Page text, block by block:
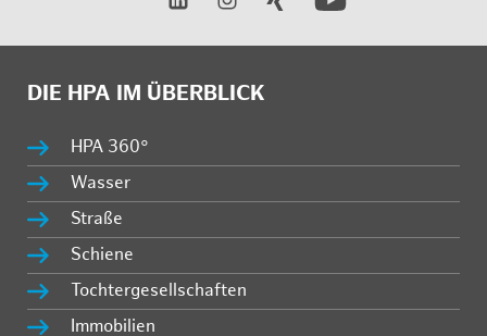
DIE HPA IM ÜBERBLICK
HPA 360°
Wasser
Straße
Schiene
Tochtergesellschaften
Immobilien